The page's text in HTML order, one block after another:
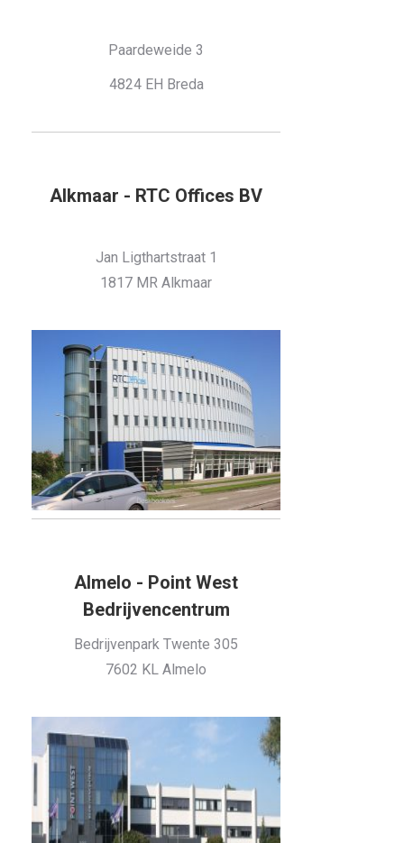
Paardeweide 3
4824 EH Breda
Alkmaar - RTC Offices BV
Jan Ligthartstraat 1
1817 MR Alkmaar
Almelo - Point West
Bedrijvencentrum
Bedrijvenpark Twente 305
7602 KL Almelo